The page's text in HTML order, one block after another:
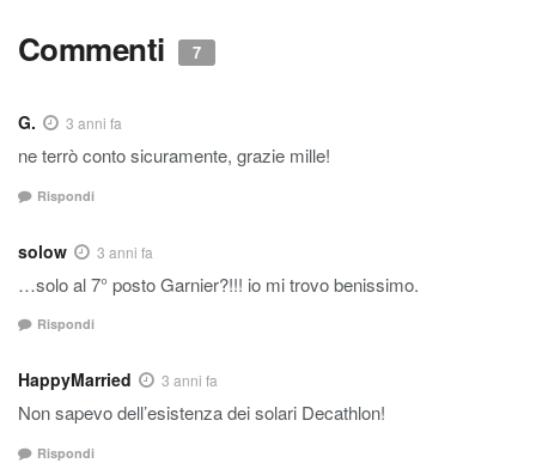
Commenti 7
G. 3 anni fa
ne terrò conto sicuramente, grazie mille!
Rispondi
solow 3 anni fa
…solo al 7° posto Garnier?!!! io mi trovo benissimo.
Rispondi
HappyMarried 3 anni fa
Non sapevo dell’esistenza dei solari Decathlon!
Rispondi